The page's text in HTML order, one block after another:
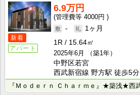
新着
アパート
6.9万円
4000円
-
1ヶ月
1R
15.64㎡
2025年6月
（築1年）
中野区若宮
西武新宿線 野方駅 徒歩5分